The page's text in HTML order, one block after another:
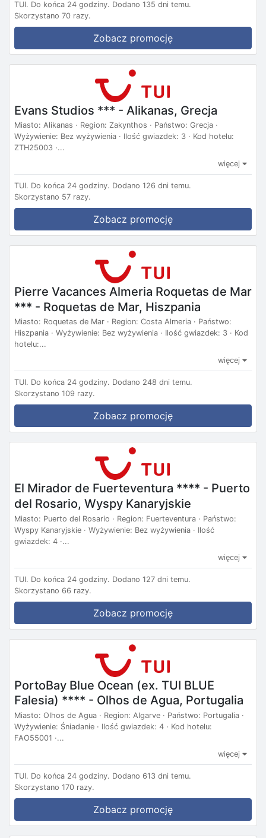
TUI. Do końca 24 godziny. Dodano 135 dni temu.
Skorzystano 70 razy.
Zobacz promocję
Evans Studios *** - Alikanas, Grecja
Miasto: Alikanas · Region: Zakynthos · Państwo: Grecja ·
Wyżywienie: Bez wyżywienia · Ilość gwiazdek: 3 · Kod hotelu:
ZTH25003 ·...
więcej
TUI. Do końca 24 godziny. Dodano 126 dni temu.
Skorzystano 57 razy.
Zobacz promocję
Pierre Vacances Almeria Roquetas de Mar
*** - Roquetas de Mar, Hiszpania
Miasto: Roquetas de Mar · Region: Costa Almeria · Państwo:
Hiszpania · Wyżywienie: Bez wyżywienia · Ilość gwiazdek: 3 · Kod
hotelu:...
więcej
TUI. Do końca 24 godziny. Dodano 248 dni temu.
Skorzystano 109 razy.
Zobacz promocję
El Mirador de Fuerteventura **** - Puerto
del Rosario, Wyspy Kanaryjskie
Miasto: Puerto del Rosario · Region: Fuerteventura · Państwo:
Wyspy Kanaryjskie · Wyżywienie: Bez wyżywienia · Ilość
gwiazdek: 4 ·...
więcej
TUI. Do końca 24 godziny. Dodano 127 dni temu.
Skorzystano 66 razy.
Zobacz promocję
PortoBay Blue Ocean (ex. TUI BLUE
Falesia) **** - Olhos de Agua, Portugalia
Miasto: Olhos de Agua · Region: Algarve · Państwo: Portugalia ·
Wyżywienie: Śniadanie · Ilość gwiazdek: 4 · Kod hotelu:
FAO55001 ·...
więcej
TUI. Do końca 24 godziny. Dodano 613 dni temu.
Skorzystano 170 razy.
Zobacz promocję